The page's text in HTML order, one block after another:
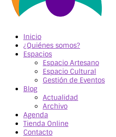
Inicio
¿Quiénes somos?
Espacios
Espacio Artesano
Espacio Cultural
Gestión de Eventos
Blog
Actualidad
Archivo
Agenda
Tienda Online
Contacto